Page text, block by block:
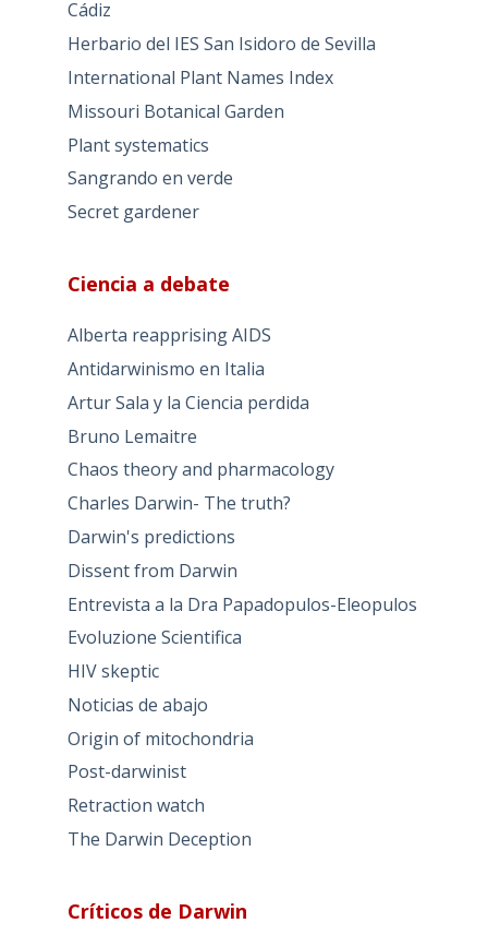
Cádiz
Herbario del IES San Isidoro de Sevilla
International Plant Names Index
Missouri Botanical Garden
Plant systematics
Sangrando en verde
Secret gardener
Ciencia a debate
Alberta reapprising AIDS
Antidarwinismo en Italia
Artur Sala y la Ciencia perdida
Bruno Lemaitre
Chaos theory and pharmacology
Charles Darwin- The truth?
Darwin's predictions
Dissent from Darwin
Entrevista a la Dra Papadopulos-Eleopulos
Evoluzione Scientifica
HIV skeptic
Noticias de abajo
Origin of mitochondria
Post-darwinist
Retraction watch
The Darwin Deception
Críticos de Darwin